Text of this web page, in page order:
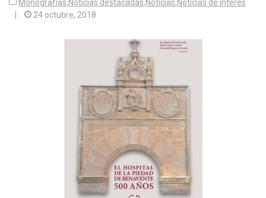
Monografías,Noticias destacadas,Noticias,Noticias de interés
|
24 octubre, 2018